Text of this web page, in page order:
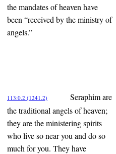
the mandates of heaven have
been “received by the ministry of
angels.”
113:0.2 (1241.2)
Seraphim are
the traditional angels of heaven;
they are the ministering spirits
who live so near you and do so
much for you. They have